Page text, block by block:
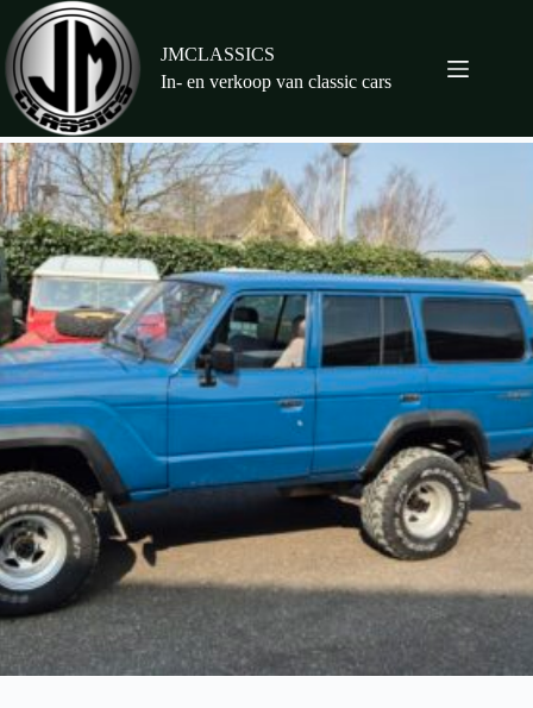
naar
de
inhoud
JMCLASSICS
In- en verkoop van classic cars